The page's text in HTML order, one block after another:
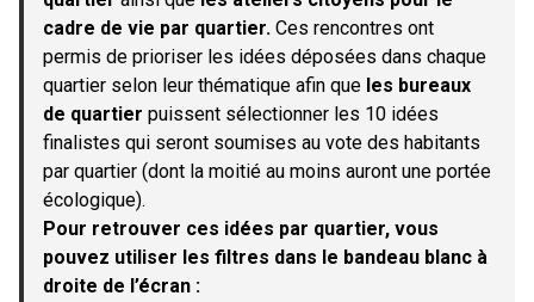
cadre de vie par quartier. Ces rencontres ont
permis de prioriser les idées déposées dans chaque
quartier selon leur thématique afin que les bureaux
de quartier puissent sélectionner les 10 idées
finalistes qui seront soumises au vote des habitants
par quartier (dont la moitié au moins auront une portée
écologique).
Pour retrouver ces idées par quartier, vous
pouvez utiliser les filtres dans le bandeau blanc à
droite de l’écran :